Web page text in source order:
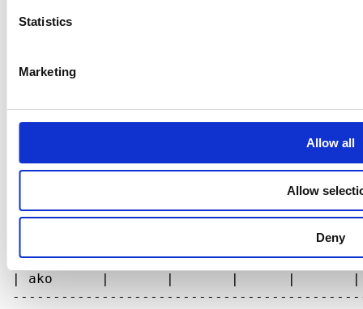
Statistics
Marketing
Allow all
Allow
Deny